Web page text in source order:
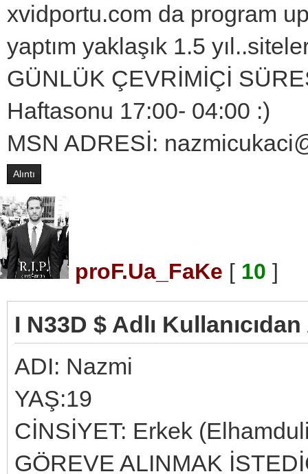
xvidportu.com da program
yaptım yaklaşık 1.5
GÜNLÜK ÇEVRİMİÇİ
Haftasonu 17:00- 04:00 :)
MSN ADRESİ:
Alıntı
proF.Ua_FaKe [ 10 ]
I N33D $ Adlı Kullanıcıdan
ADI: Nazmi
YAŞ:19
CİNSİYET: Erkek
GÖREVE ALINMAK